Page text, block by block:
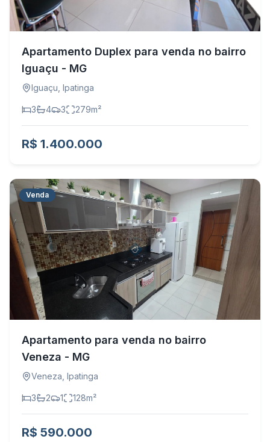
Apartamento Duplex para venda no bairro
Iguaçu - MG
Iguaçu Ipatinga
3 4 3 279m²
R$ 1.400.000
Venda
Apartamento para venda no bairro
Veneza - MG
Veneza Ipatinga
3 2 1 128m²
R$ 590.000